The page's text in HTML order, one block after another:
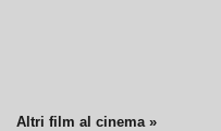
Altri film al cinema »